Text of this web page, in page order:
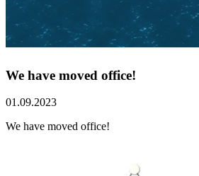
We have moved office!
01.09.2023
We have moved office!